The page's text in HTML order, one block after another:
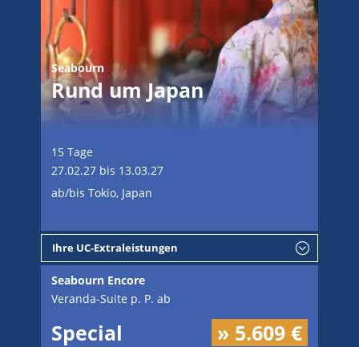
Seabourn
Rund um Japan
15 Tage
27.02.27 bis 13.03.27
ab/bis Tokio, Japan
Ihre UC-Extraleistungen
Seabourn Encore
Veranda-Suite p. P. ab
Special » 5.609 €